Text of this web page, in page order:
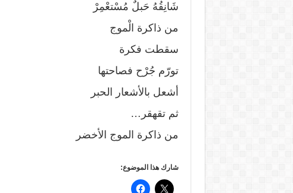
شَانِقُهُ حَبلٌ مُسْتعْمِرْ
من ذاكرة الْموج
سقطت فكرة
تورّم جُرْح فصاحتها
أشعل بالأشعار الحبر
ثم تقهقر…
من ذاكرة الموج الأخضر
شارك هذا الموضوع: